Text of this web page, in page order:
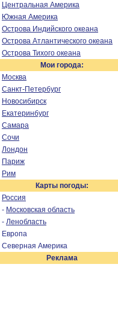
Центральная Америка
Южная Америка
Острова Индийского океана
Острова Атлантического океана
Острова Тихого океана
Мои города:
Москва
Санкт-Петербург
Новосибирск
Екатеринбург
Самара
Сочи
Лондон
Париж
Рим
Карты погоды:
Россия
- Московская область
- Ленобласть
Европа
Северная Америка
Реклама